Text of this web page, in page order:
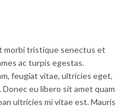
morbi tristique senectus et
ac turpis egestas.
feugiat vitae, ultricies eget,
eu libero sit amet quam
ultricies mi vitae est. Mauris